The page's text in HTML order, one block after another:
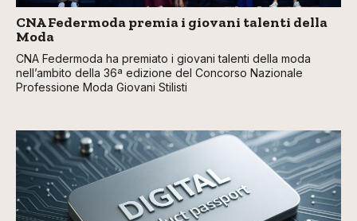
CNA Federmoda premia i giovani talenti della
Moda
CNA Federmoda ha premiato i giovani talenti della moda
nell’ambito della 36ª edizione del Concorso Nazionale
Professione Moda Giovani Stilisti